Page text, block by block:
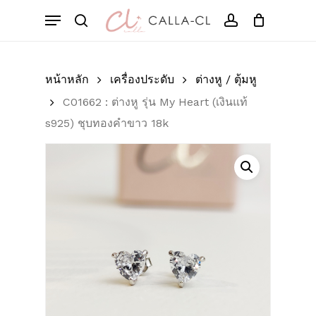
search account
Menu
Cart
หน้าหลัก เครื่องประดับ
ต่างหู / ตุ้มหู
C01662 : ต่างหู รุ่น My Heart (เงินแท้
s925) ชุบทองคำขาว 18k
มาเป็นคนแรกที่วิจารณ์
Heart (เงินแท้ s925) ชุบ
ทองคำขาว 18k”
อีเมลของคุณจะไม่แสดงให้คนอื่นเห็น
ช่องข้อมูลจำเป็นถูกทำเครื่องหมาย*
การให้คะแนนของคุณ*
บทวิจารณ์ของคุณ*